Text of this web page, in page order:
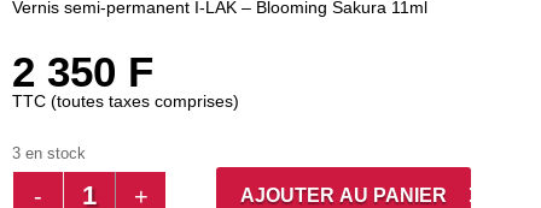
Vernis semi-permanent I-LAK – Blooming Sakura 11ml
2 350 F
TTC (toutes taxes comprises)
3 en stock
QUANTITÉ
AJOUTER AU PANIER